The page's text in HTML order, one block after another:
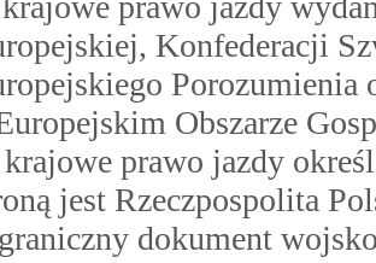
Konfederacji
Obszarze
prawo jazdy
jest Rzeczpospolita
dokument